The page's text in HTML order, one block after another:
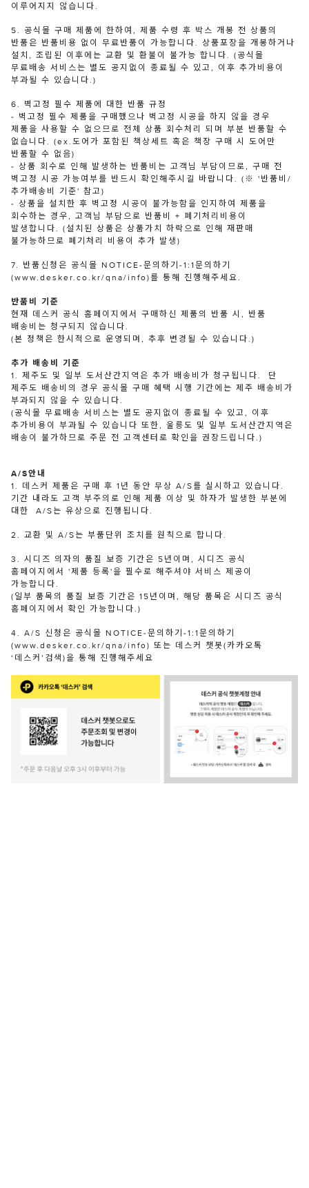
이루어지지 않습니다.
5. 공식몰 구매 제품에 한하여, 제품 수령 후 박스 개봉 전 상품의
반품은 반품비용 없이 무료반품이 가능합니다. 상품포장을 개봉하거나
설치, 조립된 이후에는 교환 및 환불이 불가능 합니다. (공식몰
무료배송 서비스는 별도 공지없이 종료될 수 있고, 이후 추가비용이
부과될 수 있습니다.)
6. 벽고정 필수 제품에 대한 반품 규정
- 벽고정 필수 제품을 구매했으나 벽고정 시공을 하지 않을 경우
제품을 사용할 수 없으므로 전체 상품 회수처리 되며 부분 반품할 수
없습니다. (ex.도어가 포함된 책상세트 혹은 책장 구매 시 도어만
반품할 수 없음)
- 상품 회수로 인해 발생하는 반품비는 고객님 부담이므로, 구매 전
벽고정 시공 가능여부를 반드시 확인해주시길 바랍니다. (※ '반품비/
추가배송비 기준' 참고)
- 상품을 설치한 후 벽고정 시공이 불가능함을 인지하여 제품을
회수하는 경우, 고객님 부담으로 반품비 + 폐기처리비용이
발생합니다. (설치된 상품은 상품가치 하락으로 인해 재판매
불가능하므로 폐기처리 비용이 추가 발생)
7. 반품신청은 공식몰 NOTICE-문의하기-1:1문의하기
(www.desker.co.kr/qna/info)를 통해 진행해주세요.
반품비 기준
현재 데스커 공식 홈페이지에서 구매하신 제품의 반품 시, 반품
배송비는 청구되지 않습니다.
(본 정책은 한시적으로 운영되며, 추후 변경될 수 있습니다.)
추가 배송비 기준
1. 제주도 및 일부 도서산간지역은 추가 배송비가 청구됩니다. 단
제주도 배송비의 경우 공식몰 구매 혜택 시행 기간에는 제주 배송비가
부과되지 않을 수 있습니다.
(공식몰 무료배송 서비스는 별도 공지없이 종료될 수 있고, 이후
추가비용이 부과될 수 있습니다 또한, 울릉도 및 일부 도서산간지역은
배송이 불가하므로 주문 전 고객센터로 확인을 권장드립니다.)
A/S안내
1. 데스커 제품은 구매 후 1년 동안 무상 A/S를 실시하고 있습니다.
기간 내라도 고객 부주의로 인해 제품 이상 및 하자가 발생한 부분에
대한 A/S는 유상으로 진행됩니다.
2. 교환 및 A/S는 부품단위 조치를 원칙으로 합니다.
3. 시디즈 의자의 품질 보증 기간은 5년이며, 시디즈 공식
홈페이지에서 '제품 등록'을 필수로 해주셔야 서비스 제공이
가능합니다.
(일부 품목의 품질 보증 기간은 15년이며, 해당 품목은 시디즈 공식
홈페이지에서 확인 가능합니다.)
4. A/S 신청은 공식몰 NOTICE-문의하기-1:1문의하기
(www.desker.co.kr/qna/info) 또는 데스커 챗봇(카카오톡
‘데스커’검색)을 통해 진행해주세요